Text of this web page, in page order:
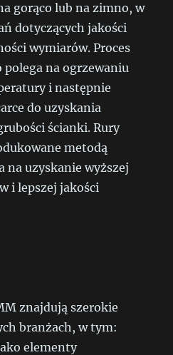
gorąco lub na zimno, w
dotyczących jakości
wymiarów. Proces
polega na ogrzewaniu
i następnie
do uzyskania
ścianki. Rury
metodą
na uzyskanie wyższej
i lepszej jakości
znajdują szerokie
branżach, w tym:
elementy